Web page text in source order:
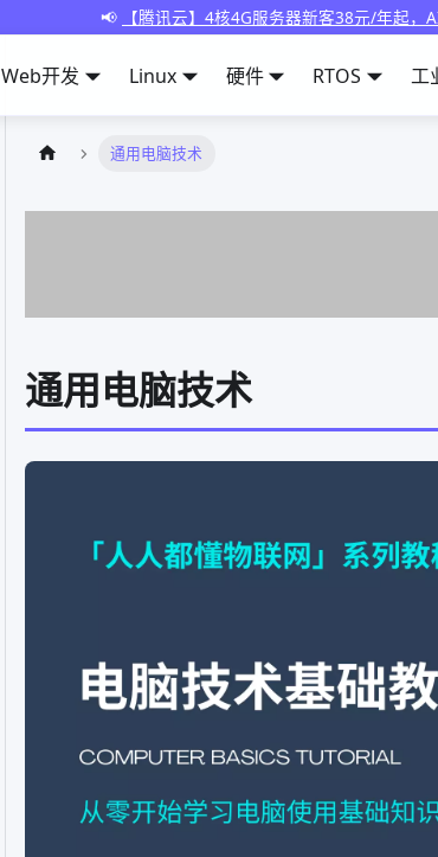
📢 【腾讯云】4核4G服务器新客38元/年起
Web开发 Linux 硬件 RTOS 工
通用电脑技术
通用电脑技术